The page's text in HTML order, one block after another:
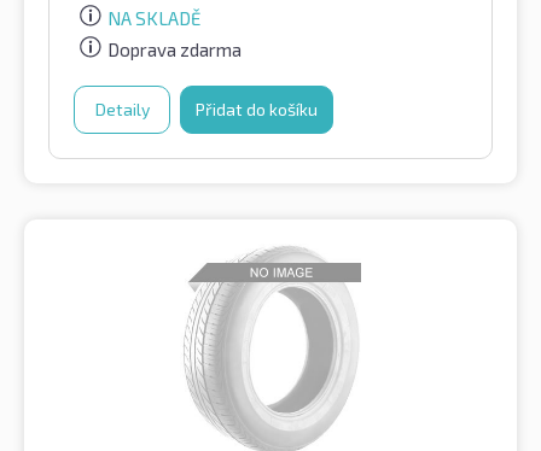
NA SKLADĚ
Doprava zdarma
Detaily Přidat do košíku